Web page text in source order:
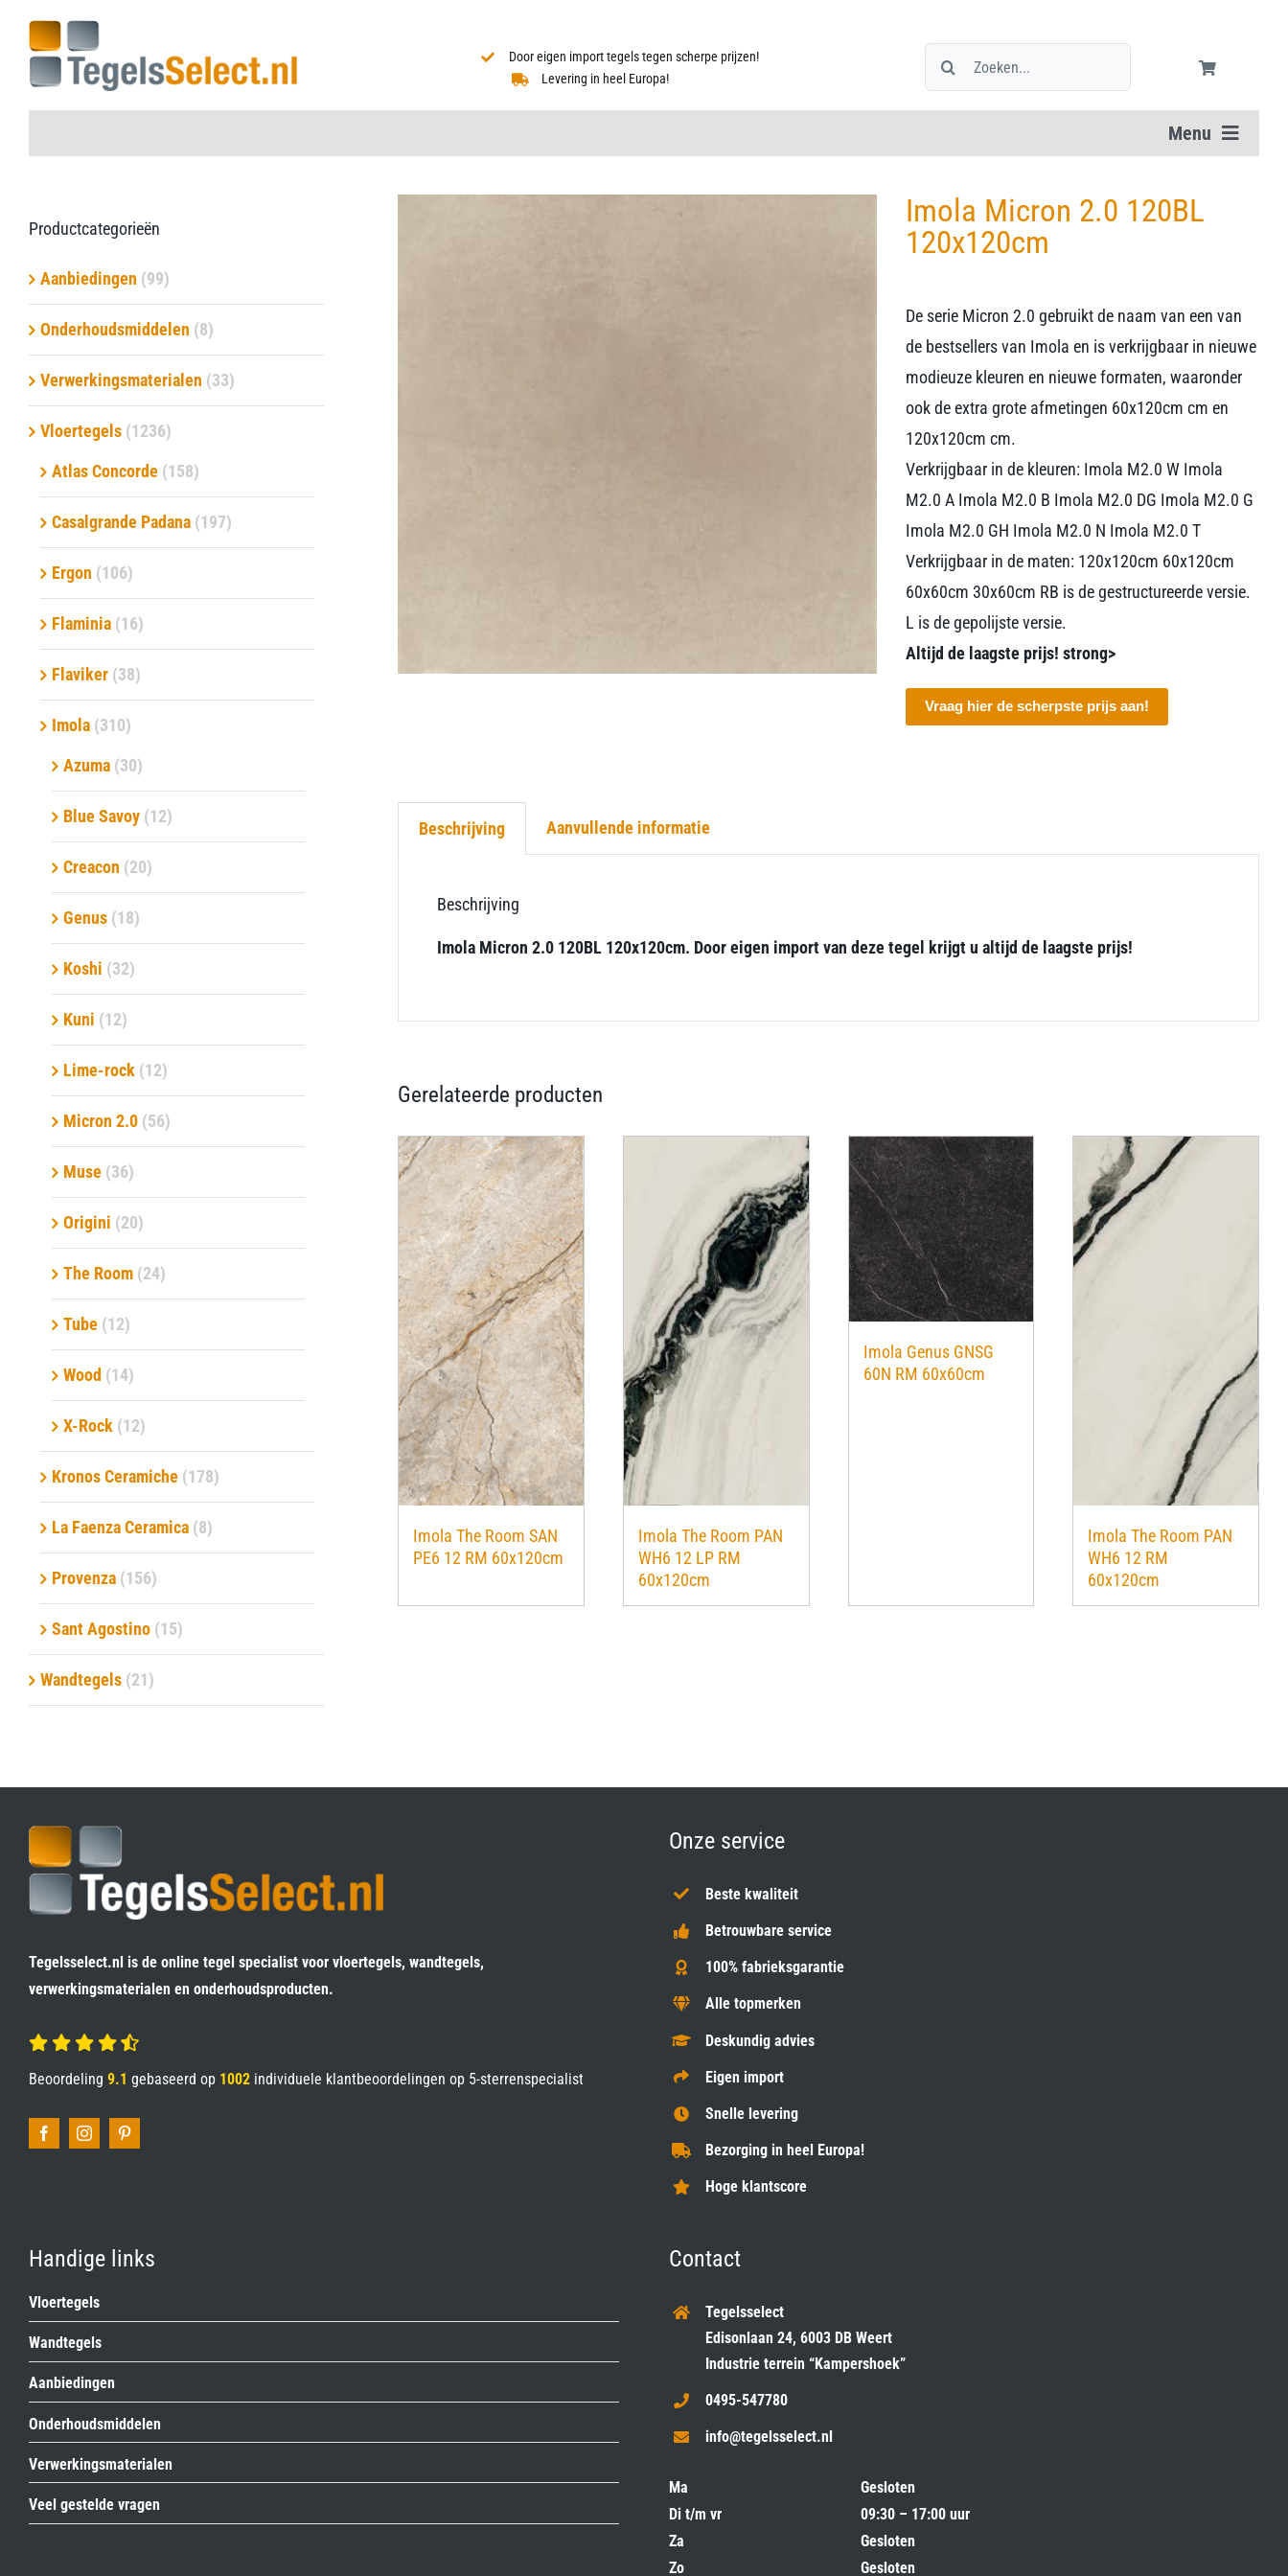
naar
inhoud
Door eigen import tegels tegen scherpe prijzen!
Levering in heel Europa!
Zoeken
naar:
Menu
Vloertegels
Wandtegels
Aanbiedingen
Onderhoudsmiddelen
Verwerkingsmaterialen
Over ons
Contact
Imola Micron 2.0 120BL
120x120cm
De serie Micron 2.0 gebruikt de naam van een van
de bestsellers van Imola en is verkrijgbaar in nieuwe
modieuze kleuren en nieuwe formaten, waaronder
ook de extra grote afmetingen 60x120cm cm en
120x120cm cm.
Verkrijgbaar in de kleuren: Imola M2.0 W Imola
M2.0 A Imola M2.0 B Imola M2.0 DG Imola M2.0 G
Imola M2.0 GH Imola M2.0 N Imola M2.0 T
Verkrijgbaar in de maten: 120x120cm 60x120cm
60x60cm 30x60cm RB is de gestructureerde versie.
L is de gepolijste versie.
Altijd de laagste prijs! strong>
Vraag hier de scherpste prijs aan!
Beschrijving Aanvullende informatie
Beschrijving
Imola Micron 2.0 120BL 120x120cm. Door eigen import van deze tegel krijgt u altijd de laagste prijs!
Gerelateerde producten
Imola The Room SAN
PE6 12 RM 60x120cm
Imola The Room PAN
WH6 12 LP RM
60x120cm
Imola Genus GNSG
60N RM 60x60cm
Imola The Room PAN
WH6 12 RM
60x120cm
Productcategorieën
Aanbiedingen (99)
Onderhoudsmiddelen (8)
Verwerkingsmaterialen (33)
Vloertegels (1236)
Atlas Concorde (158)
Casalgrande Padana (197)
Ergon (106)
Flaminia (16)
Flaviker (38)
Imola (310)
Azuma (30)
Blue Savoy (12)
Creacon (20)
Genus (18)
Koshi (32)
Kuni (12)
Lime-rock (12)
Micron 2.0 (56)
Muse (36)
Origini (20)
The Room (24)
Tube (12)
Wood (14)
X-Rock (12)
Kronos Ceramiche (178)
La Faenza Ceramica (8)
Provenza (156)
Sant Agostino (15)
Wandtegels (21)
Tegelsselect.nl is de online tegel specialist voor vloertegels, wandtegels,
verwerkingsmaterialen en onderhoudsproducten.
Beoordeling 9.1 gebaseerd op 1002individuele klantbeoordelingen op 5-sterrenspecialist
Onze service
Beste kwaliteit
Betrouwbare service
100% fabrieksgarantie
Alle topmerken
Deskundig advies
Eigen import
Snelle levering
Bezorging in heel Europa!
Hoge klantscore
Handige links
Vloertegels
Wandtegels
Aanbiedingen
Onderhoudsmiddelen
Verwerkingsmaterialen
Veel gestelde vragen
Contact
Tegelsselect
Edisonlaan 24, 6003 DB Weert
Industrie terrein “Kampershoek”
0495-547780
info@tegelsselect.nl
Ma
Gesloten
Di t/m vr
09:30 – 17:00 uur
Za
Gesloten
Zo
Gesloten